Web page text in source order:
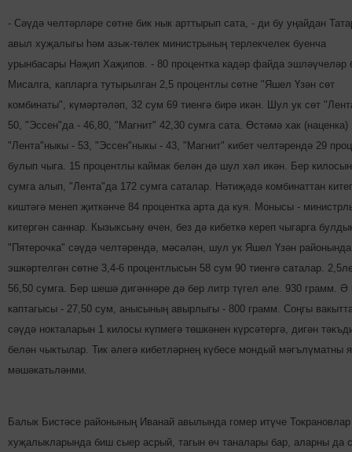
- Сәүдә челтәрләре сөтне бик нык арттырып сата, - ди бу уңайдан
авыл хуҗалыгы һәм азык-төлек министрының терлекчелек буенча
урынбасары Нәҗип Хаҗипов. - 80 процентка кадәр файда эшләүчеләр
Мисалга, капларга тутырылган 2,5 процентлы сөтне "Яшел Үзән сөт
комбинаты", күмәртәләп, 32 сум 69 тиенгә бирә икән. Шул ук сөт
50, "Эссен"да - 46,80, "Магнит" 42,30 сумга сата. Өстәмә хак (наценка)
"Лента"ныкы - 53, "Эссен"ныкы - 43, "Магнит" кибет челтәрендә 29
булып чыга. 15 процентлы каймак белән дә шул хәл икән. Бер
сумга алып, "Лента"да 172 сумга саталар. Нәтиҗәдә комбинаттан
киштәгә менеп җиткәнче 84 процентка арта да куя. Монысы -
китергән саннар. Кызыксыну өчен, без дә кибеткә кереп чыгарга
"Пятерочка" сәүдә челтәрендә, мәсәлән, шул ук Яшел Үзән районында
эшкәртелгән сөтне 3,4-6 процентлысын 58 сум 90 тиенгә саталар.
56,50 сумга. Бер шешә дигәннәре дә бер литр түгел әле. 930 грамм. Ә
каптагысы - 27,50 сум, анысының авырлыгы - 800 грамм. Соңгы
сәүдә нокталарын 1 килосы күпмегә төшкәнен күрсәтергә, дигән
белән чыктылар. Тик әлегә кибетләрнең күбесе мондый мәгълүматны
мәшә­кать­ләнми.
Балык Бистәсе районының Иванай авылында гомер итүче Токрановлар
хуҗалыкларында биш сыер асрый, тагын өч таналары бар, аларны да